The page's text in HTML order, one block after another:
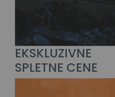
EKSKLUZIVNE
SPLETNE CENE